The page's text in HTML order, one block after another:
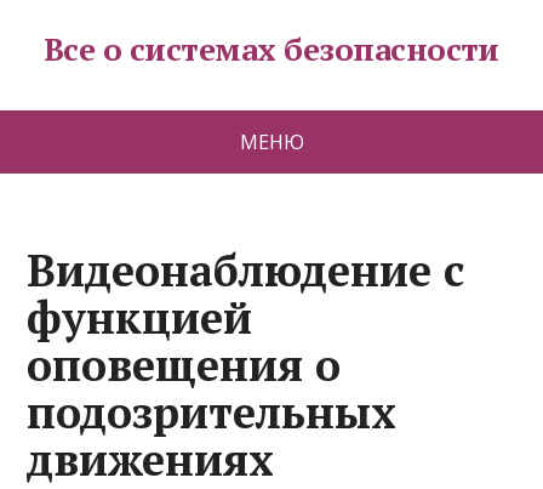
Все о системах безопасности
МЕНЮ
Видеонаблюдение с
функцией
оповещения о
подозрительных
движениях